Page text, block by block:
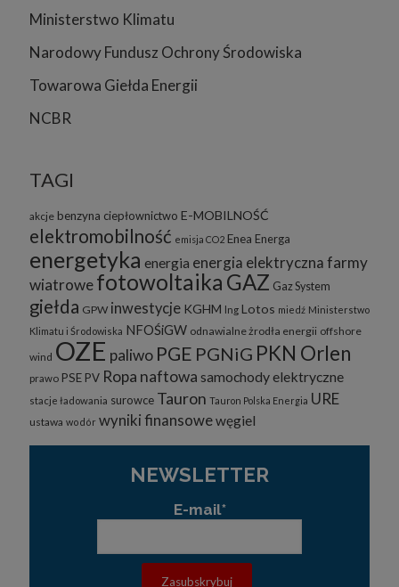
Ministerstwo Klimatu
Narodowy Fundusz Ochrony Środowiska
Towarowa Giełda Energii
NCBR
TAGI
akcje benzyna ciepłownictwo E-MOBILNOŚĆ
elektromobilność emisja CO2 Enea Energa
energetyka energia energia elektrycznafarmy
wiatrowefotowoltaika GAZ Gaz System
giełda GPW inwestycje KGHM lng Lotos miedź Ministerstwo
Klimatu i Środowiska NFOŚiGW odnawialne żrodła energii offshore
wind OZE paliwo PGE PGNiG PKN Orlen
prawo PSE PV Ropa naftowa samochody elektryczne
stacje ładowania surowce Tauron Tauron Polska Energia URE
ustawa wodór wyniki finansowewęgiel
NEWSLETTER
E-mail*